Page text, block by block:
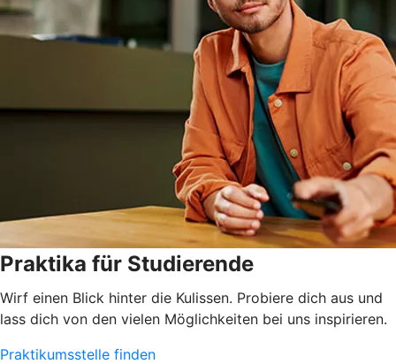
Praktika für Studierende
Wirf einen Blick hinter die Kulissen. Probiere dich aus und
lass dich von den vielen Möglichkeiten bei uns inspirieren.
Praktikumsstelle finden